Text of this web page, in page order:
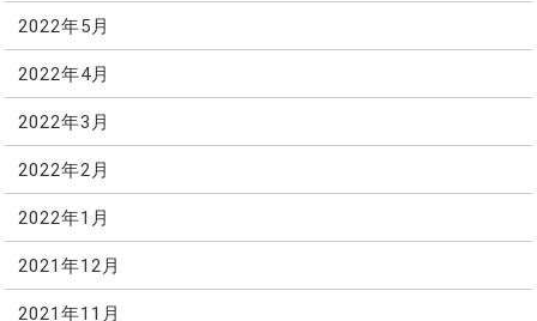
2022年5月
2022年4月
2022年3月
2022年2月
2022年1月
2021年12月
2021年11月